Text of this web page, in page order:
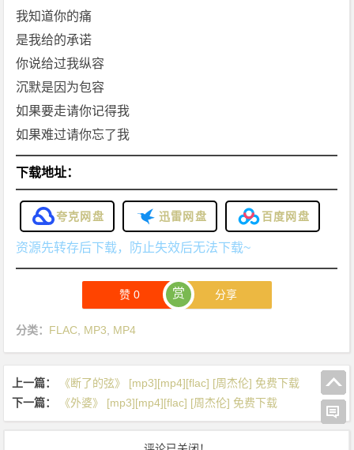
我知道你的痛
是我给的承诺
你说给过我纵容
沉默是因为包容
如果要走请你记得我
如果难过请你忘了我
下载地址：
夸克网盘 迅雷网盘 百度网盘
资源先转存后下载，防止失效后无法下载~
赞0 赏 分享
分类： FLAC MP3 MP4
上一篇：
《断了的弦》 [mp3][mp4][flac] [周杰伦] 免费下载
下一篇：
《外婆》 [mp3][mp4][flac] [周杰伦] 免费下载